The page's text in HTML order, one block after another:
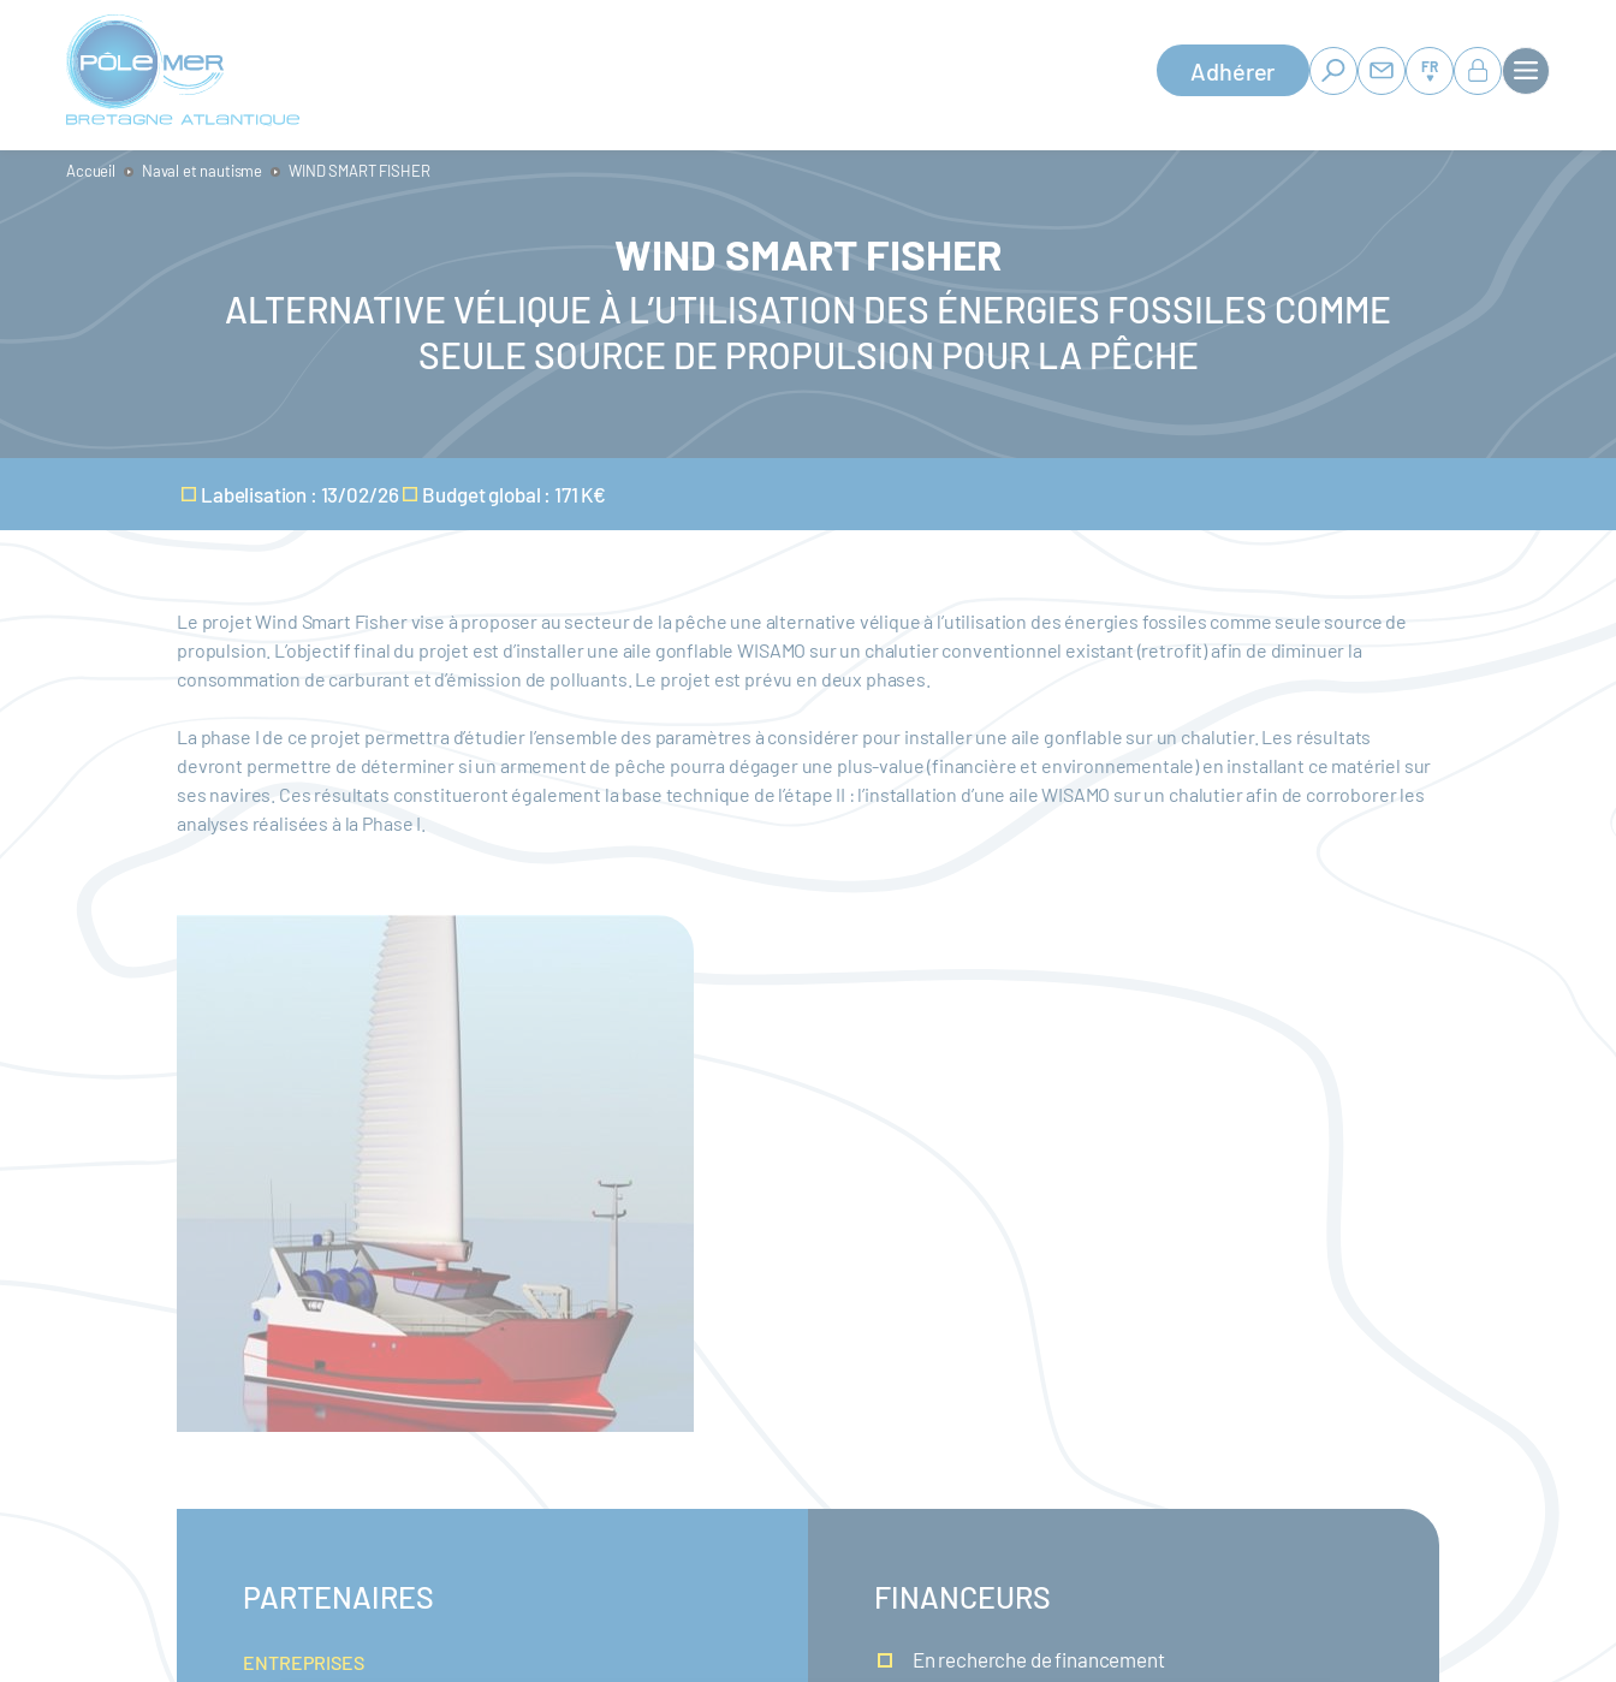
Panneau de gestion des cookies
contenu
Adhérer FR
Accueil Naval et nautisme WIND SMART FISHER
WIND SMART FISHER
ALTERNATIVE VÉLIQUE À L’UTILISATION DES ÉNERGIES FOSSILES COMME
SEULE SOURCE DE PROPULSION POUR LA PÊCHE
Labelisation : 13/02/26 Budget global : 171 K€
Le projet Wind Smart Fisher vise à proposer au secteur de la pêche une alternative vélique à l’utilisation des énergies fossiles comme seule source de
propulsion. L’objectif final du projet est d’installer une aile gonflable WISAMO sur un chalutier conventionnel existant (retrofit) afin de diminuer la
consommation de carburant et d’émission de polluants. Le projet est prévu en deux phases.
La phase I de ce projet permettra d’étudier l’ensemble des paramètres à considérer pour installer une aile gonflable sur un chalutier. Les résultats
devront permettre de déterminer si un armement de pêche pourra dégager une plus-value (financière et environnementale) en installant ce matériel sur
ses navires. Ces résultats constitueront également la base technique de l’étape II : l’installation d’une aile WISAMO sur un chalutier afin de corroborer les
analyses réalisées à la Phase I.
PARTENAIRES
ENTREPRISES
FINANCEURS
En recherche de financement